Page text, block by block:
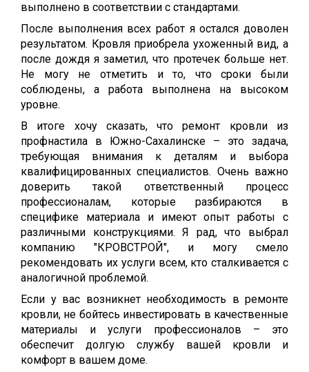
выполнено в соответствии с стандартами.
После выполнения всех работ я остался доволен
результатом. Кровля приобрела ухоженный вид, а
после дождя я заметил, что протечек больше нет.
Не могу не отметить и то, что сроки были
соблюдены, а работа выполнена на высоком
уровне.
В итоге хочу сказать, что ремонт кровли из
профнастила в Южно-Сахалинске – это задача,
требующая внимания к деталям и выбора
квалифицированных специалистов. Очень важно
доверить такой ответственный процесс
профессионалам, которые разбираются в
специфике материала и имеют опыт работы с
различными конструкциями. Я рад, что выбрал
компанию "КРОВСТРОЙ", и могу смело
рекомендовать их услуги всем, кто сталкивается с
аналогичной проблемой.
Если у вас возникнет необходимость в ремонте
кровли, не бойтесь инвестировать в качественные
материалы и услуги профессионалов – это
обеспечит долгую службу вашей кровли и
комфорт в вашем доме.